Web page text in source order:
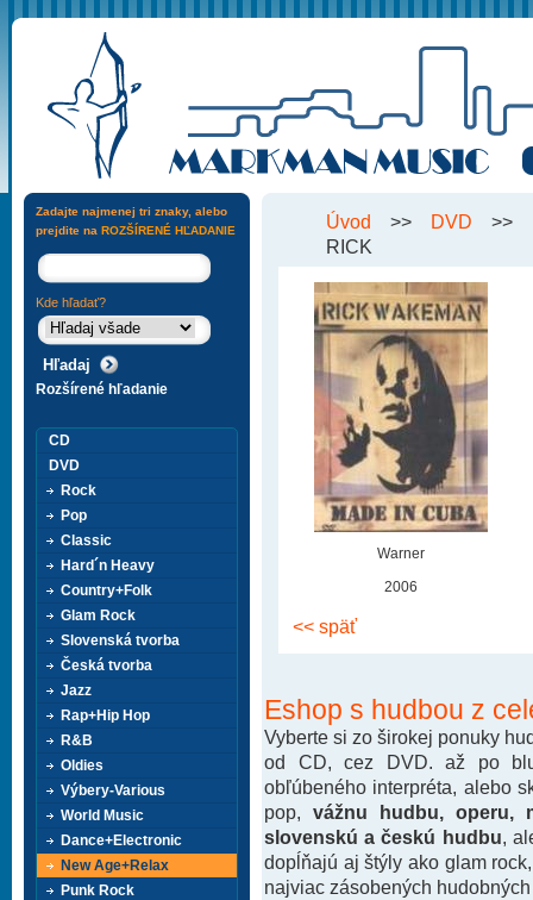
Úvod >> DVD >>
RICK
Warner
2006
<< späť
Eshop s hudbou z
Vyberte si zo širokej ponuky
od CD, cez DVD. až po
obľúbeného interpréta, alebo
pop, vážnu hudbu, operu,
slovenskú a českú hudbu ,
dopĺňajú aj štýly ako glam
najviac zásobených
Zadajte najmenej tri znaky, alebo
prejdite na ROZŠÍRENÉ HĽADANIE
Kde hľadať?
Rozšírené hľadanie
CD
DVD
Rock
Pop
Classic
Hard´n Heavy
Country+Folk
Glam Rock
Slovenská tvorba
Česká tvorba
Jazz
Rap+Hip Hop
R&B
Oldies
Výbery-Various
World Music
Dance+Electronic
New Age+Relax
Punk Rock